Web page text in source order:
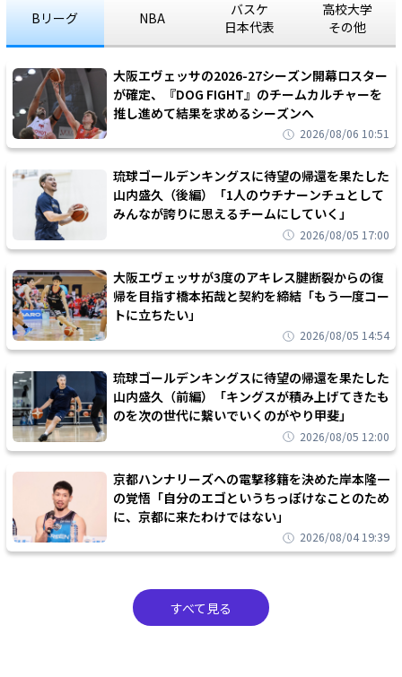
Bリーグ NBA
バスケ
日本代表
高校大学
その他
大阪エヴェッサの2026-27シーズン開幕ロスター
が確定、『DOG FIGHT』のチームカルチャーを
推し進めて結果を求めるシーズンへ
2026/08/06 10:51
琉球ゴールデンキングスに待望の帰還を果たした
山内盛久（後編）「1人のウチナーンチュとして
みんなが誇りに思えるチームにしていく」
2026/08/05 17:00
大阪エヴェッサが3度のアキレス腱断裂からの復
帰を目指す橋本拓哉と契約を締結「もう一度コー
トに立ちたい」
2026/08/05 14:54
琉球ゴールデンキングスに待望の帰還を果たした
山内盛久（前編）「キングスが積み上げてきたも
のを次の世代に繋いでいくのがやり甲斐」
2026/08/05 12:00
京都ハンナリーズへの電撃移籍を決めた岸本隆一
の覚悟「自分のエゴというちっぽけなことのため
に、京都に来たわけではない」
2026/08/04 19:39
すべて見る